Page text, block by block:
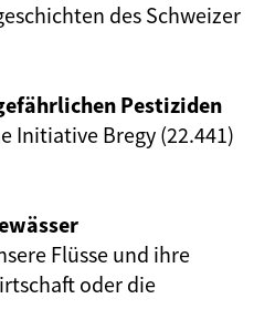
des Schweizer
Pestiziden
Initiative Bregy (22.441)
Flüsse und ihre
oder die